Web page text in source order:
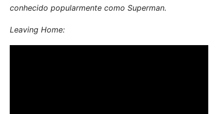
conhecido popularmente como Superman.
Leaving Home: